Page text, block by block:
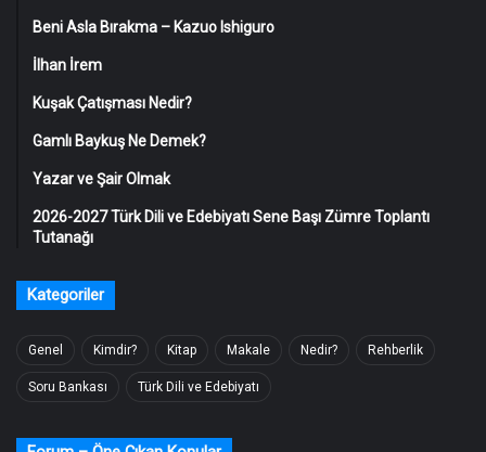
Beni Asla Bırakma – Kazuo Ishiguro
İlhan İrem
Kuşak Çatışması Nedir?
Gamlı Baykuş Ne Demek?
Yazar ve Şair Olmak
2026-2027 Türk Dili ve Edebiyatı Sene Başı Zümre Toplantı
Tutanağı
Kategoriler
Genel Kimdir? Kitap Makale Nedir? Rehberlik
Soru Bankası Türk Dili ve Edebiyatı